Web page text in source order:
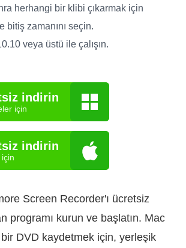
herhangi bir klibi çıkarmak için
bitiş zamanını seçin.
veya üstü ile çalışın.
indirin
için
indirin
Screen Recorder'ı ücretsiz
programı kurun ve başlatın. Mac
bir DVD kaydetmek için, yerleşik